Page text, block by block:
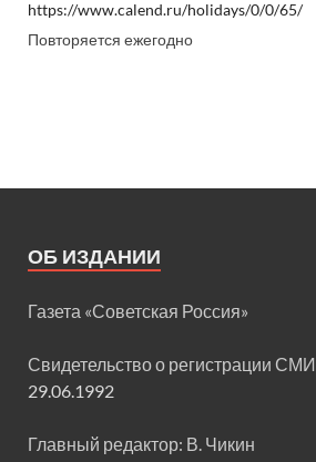
https://www.calend.ru/holidays/0/0/65/
Повторяется ежегодно
ОБ ИЗДАНИИ
Газета «Советская Россия»
Свидетельство о регистрации СМИ
29.06.1992
Главный редактор: В. Чикин